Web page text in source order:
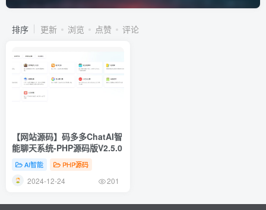
排序 更新 浏览 点赞 评论
【网站源码】码多多ChatAI智
能聊天系统-PHP源码版V2.5.0
AI智能 PHP源码
2024-12-24 201